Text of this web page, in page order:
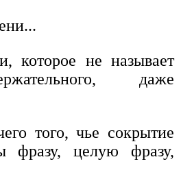
которое не называет
даже
того, чье сокрытие
фразу, целую фразу,